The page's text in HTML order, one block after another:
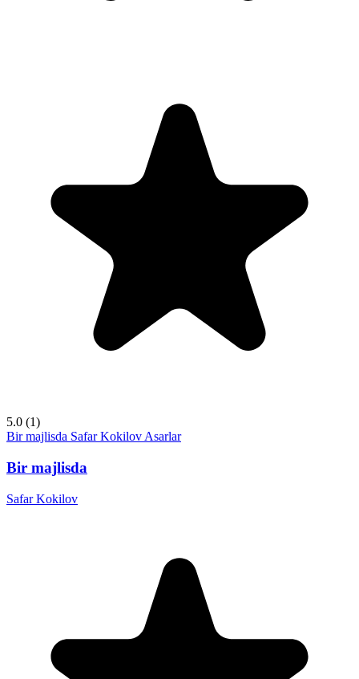
5.0 (1)
Bir majlisda Safar KokilovAsarlar
Bir majlisda
Safar Kokilov